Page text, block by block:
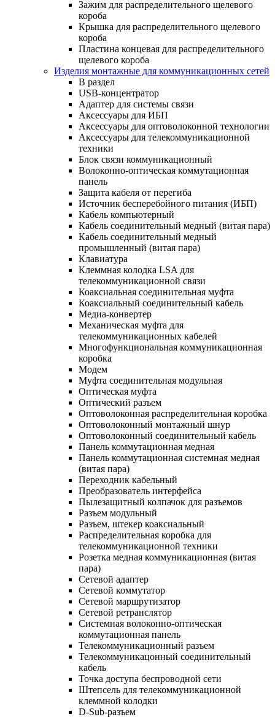
Зажим для распределительного щелевого
короба
Крышка для распределительного щелевого
короба
Пластина концевая для распределительного
щелевого короба
Изделия монтажные для коммуникационных сетей
В раздел
USB-концентратор
Адаптер для системы связи
Аксессуары для ИБП
Аксессуары для оптоволоконной технологии
Аксессуары для телекоммуникационной
техники
Блок связи коммуникационный
Волоконно-оптическая коммутационная
панель
Защита кабеля от перегиба
Источник бесперебойного питания (ИБП)
Кабель компьютерный
Кабель соединительный медный (витая пара)
Кабель соединительный медный
промышленный (витая пара)
Клавиатура
Клеммная колодка LSA для
телекоммуникационной связи
Коаксиальная соединительная муфта
Коаксиальный соединительный кабель
Медиа-конвертер
Механическая муфта для
телекоммуникационных кабелей
Многофункциональная коммуникационная
коробка
Модем
Муфта соединительная модульная
Оптическая муфта
Оптический разъем
Оптоволоконная распределительная коробка
Оптоволоконный монтажный шнур
Оптоволоконный соединительный кабель
Панель коммутационная медная
Панель коммутационная системная медная
(витая пара)
Переходник кабельный
Преобразователь интерфейса
Пылезащитный колпачок для разъемов
Разъем модульный
Разъем, штекер коаксиальный
Распределительная коробка для
телекоммуникационной техники
Розетка медная коммуникационная (витая
пара)
Сетевой адаптер
Сетевой коммутатор
Сетевой маршрутизатор
Сетевой ретранслятор
Системная волоконно-оптическая
коммутационная панель
Телекоммуникационный разъем
Телекоммуникацонный соединительный
кабель
Точка доступа беспроводной сети
Штепсель для телекоммуникационной
клеммной колодки
D-Sub-разъем